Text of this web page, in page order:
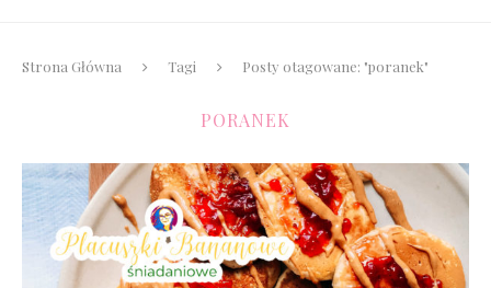
Strona Główna Tagi Posty otagowane: "poranek"
PORANEK